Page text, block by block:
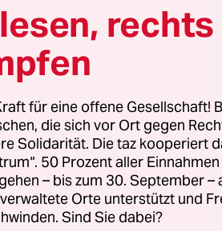
für eine Neuauflage
Württemberg. Die
Koalitionsvertrag
(Kreis Ludwigsburg)
(Grüne) und Manuel
für einen politischen Kurs
Diskussion komplett
Koalitionsvertrag als zu
rechts
für eine offene Gesellschaft!
die sich vor Ort gegen
Solidarität. Die taz kooperiert
50 Prozent aller
– bis zum 30. September –
Orte unterstützt und
Sind Sie dabei?